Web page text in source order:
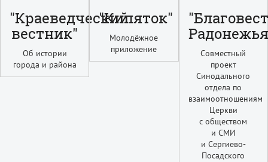
"Краеведческий
вестник"
Об истории
города и района
"Кипяток"
Молодёжное
приложение
"Благовест
Совместный
проект
Синодального
отдела по
взаимоотношениям
Церкви
с обществом
и СМИ
и Сергиево-
Посадского